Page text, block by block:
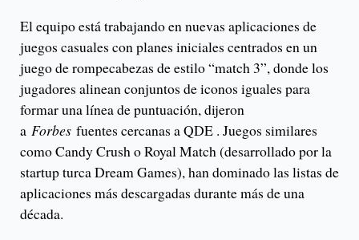
El equipo está trabajando en nuevas aplicaciones de
juegos casuales con planes iniciales centrados en un
juego de rompecabezas de estilo “match 3”, donde los
jugadores alinean conjuntos de iconos iguales para
formar una línea de puntuación, dijeron
a Forbes fuentes cercanas a QDE . Juegos similares
como Candy Crush o Royal Match (desarrollado por la
startup turca Dream Games), han dominado las listas de
aplicaciones más descargadas durante más de una
década.